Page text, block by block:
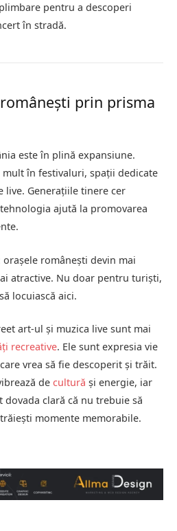
pentru a descoperi
în stradă.
prin prisma
este în plină expansiune.
mult în festivaluri, spații dedicate
live. Generațiile tinere cer
ajută la promovarea
românești devin mai
atractive. Nu doar pentru turiști,
locuiască aici.
art-ul și muzica live sunt mai
recreative. Ele sunt expresia vie
vrea să fie descoperit și trăit.
de cultură și energie, iar
dovada clară că nu trebuie să
momente memorabile.